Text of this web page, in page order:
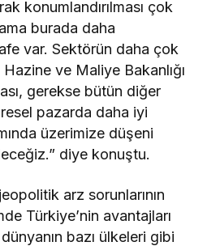
konumlandırılması çok
burada daha
var. Sektörün daha çok
ve Maliye Bakanlığı
gerekse bütün diğer
pazarda daha iyi
üzerimize düşeni
diye konuştu.
arz sorunlarının
Türkiye’nin avantajları
bazı ülkeleri gibi